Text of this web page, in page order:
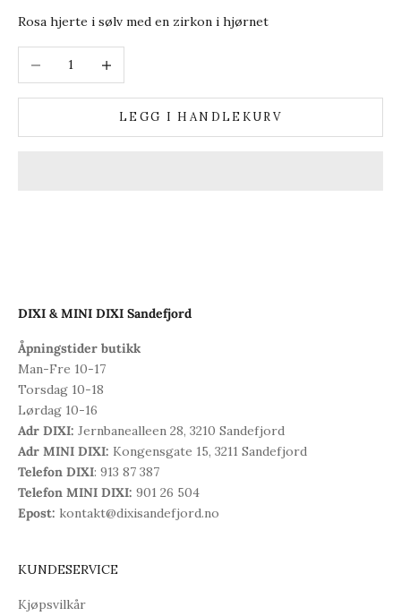
Rosa hjerte i sølv med en zirkon i hjørnet
Reduser antall
LEGG I HANDLEKURV
DIXI & MINI DIXI Sandefjord
Åpningstider butikk
Man-Fre 10-17
Torsdag 10-18
Lørdag 10-16
Adr DIXI: Jernbanealleen 28, 3210 Sandefjord
Adr MINI DIXI: Kongensgate 15, 3211 Sandefjord
Telefon DIXI: 913 87 387
Telefon MINI DIXI: 901 26 504
Epost: kontakt@dixisandefjord.no
KUNDESERVICE
Kjøpsvilkår